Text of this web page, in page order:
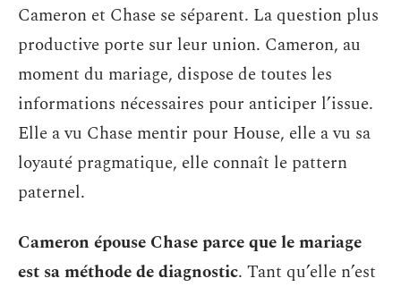
Cameron et Chase se séparent. La question plus
productive porte sur leur union. Cameron, au
moment du mariage, dispose de toutes les
informations nécessaires pour anticiper l’issue.
Elle a vu Chase mentir pour House, elle a vu sa
loyauté pragmatique, elle connaît le pattern
paternel.
Cameron épouse Chase parce que le mariage
est sa méthode de diagnostic. Tant qu’elle n’est